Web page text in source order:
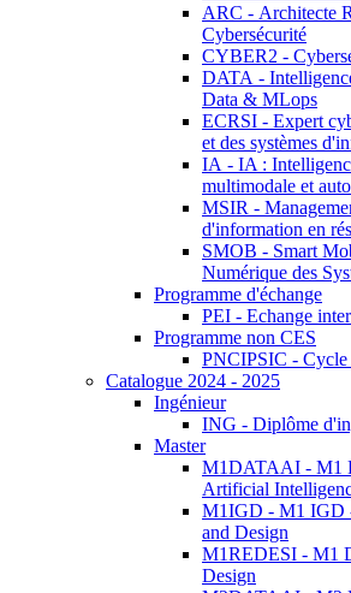
ARC - Architecte
Cybersécurité
CYBER2 -
DATA -
Data & MLops
ECRSI - Expert
et des systèmes
IA - IA :
multimodale et
MSIR -
d'information en
SMOB - Smart
Numérique des
Programme d'échange
PEI - Echange
Programme non CES
PNCIPSIC - Cycle
Catalogue 2024 - 2025
Ingénieur
ING - Diplôme
Master
M1DATAAI - M1
Artificial
M1IGD - M1 IGD
and Design
M1REDESI - M1
Design